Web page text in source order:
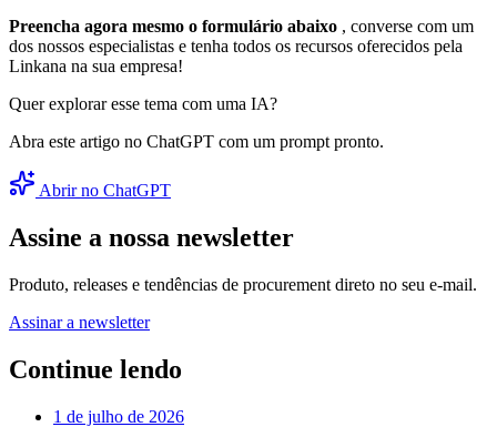
Preencha agora mesmo o formulário abaixo , converse com um
dos nossos especialistas e tenha todos os recursos oferecidos pela
Linkana na sua empresa!
Quer explorar esse tema com uma IA?
Abra este artigo no ChatGPT com um prompt pronto.
Abrir no ChatGPT
Assine a nossa newsletter
Produto, releases e tendências de procurement direto no seu e-mail.
Assinar a newsletter
Continue lendo
1 de julho de 2026